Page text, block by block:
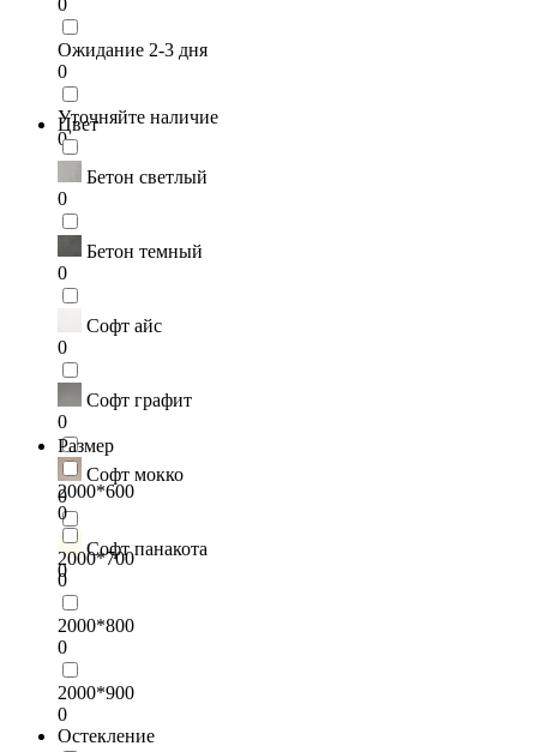
Ожидание 2-3 дня
0
Уточняйте наличие
0
Цвет
Бетон светлый
0
Бетон темный
0
Софт айс
0
Софт графит
0
Софт мокко
0
Софт панакота
0
Размер
2000*600
0
2000*700
0
2000*800
0
2000*900
0
Остекление